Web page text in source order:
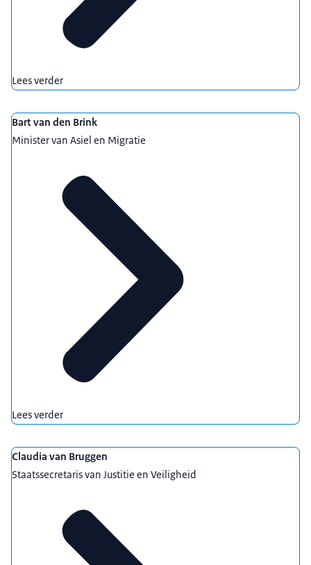
Lees verder
Bart van den Brink
Minister van Asiel en Migratie
Lees verder
Claudia van Bruggen
Staatssecretaris van Justitie en Veiligheid